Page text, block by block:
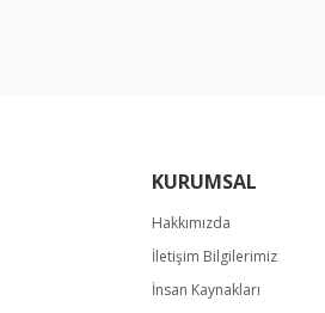
KURUMSAL
Hakkımızda
İletişim Bilgilerimiz
İnsan Kaynakları